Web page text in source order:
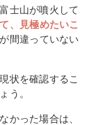
士山が噴火して
、見極めたいこ
間違っていない
状を確認するこ
う。
かった場合は、